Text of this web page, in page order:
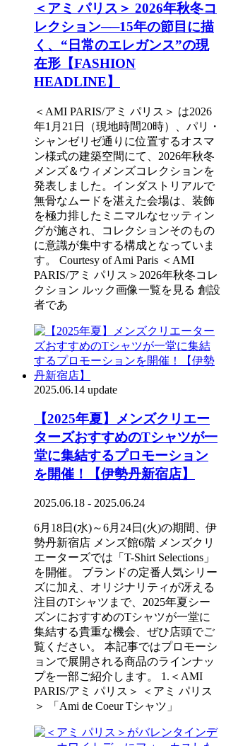
＜アミ パリス＞ 2026年秋冬コ
レクション──15年の節目に描
く、“日常のエレガンス”の現
在形【FASHION
HEADLINE】
＜AMI PARIS/アミ パリス＞ は2026
年1月21日（現地時間20時）、パリ・
シャンゼリゼ通りに位置するオスマ
ン様式の建築空間にて、2026年秋冬
メンズ＆ウィメンズコレクションを
発表しました。インダストリアルで
無骨なムードを湛えた会場は、装飾
を極力排したミニマルなセッティン
グが施され、コレクションそのもの
に意識が集中する構成となっていま
す。 Courtesy of Ami Paris ＜AMI
PARIS/アミ パリス＞2026年秋冬コレ
クション ルック画像一覧を見る 創設
者であ
2025.06.14 update
【2025年夏】メンズクリエー
ターズおすすめのTシャツが一
堂に集結するプロモーション
を開催！【伊勢丹新宿店】
2025.06.18 - 2025.06.24
6月18日(水)～6月24日(火)の期間、伊
勢丹新宿店 メンズ館6階 メンズクリ
エーターズでは「T-Shirt Selections」
を開催。 ブランドの定番人気シリー
ズに加え、オリジナリティが冴える
注目のTシャツまで、2025年夏シー
ズンにおすすめのTシャツが一堂に
集結する貴重な機会、ぜひ店頭でご
覧ください。 本記事ではプロモーシ
ョンで展開される商品のラインナッ
プを一部ご紹介します。 1.＜AMI
PARIS/アミ パリス＞ ＜アミ パリス
＞ 「Ami de Coeur Tシャツ」